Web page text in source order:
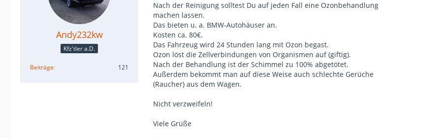
Andy232kw
Kfz'tler a.D.
Beiträge 121
Nach der Reinigung solltest Du auf jeden Fall eine Ozonbehandlung
machen lassen.
Das bieten u. a. BMW-Autohäuser an.
Kosten ca. 80€.
Das Fahrzeug wird 24 Stunden lang mit Ozon begast.
Ozon löst die Zellverbindungen von Organismen auf (giftig).
Nach der Behandlung ist der Schimmel zu 100% abgetötet.
Außerdem bekommt man auf diese Weise auch schlechte Gerüche
(Raucher) aus dem Wagen.
Nicht verzweifeln!
Viele Grüße